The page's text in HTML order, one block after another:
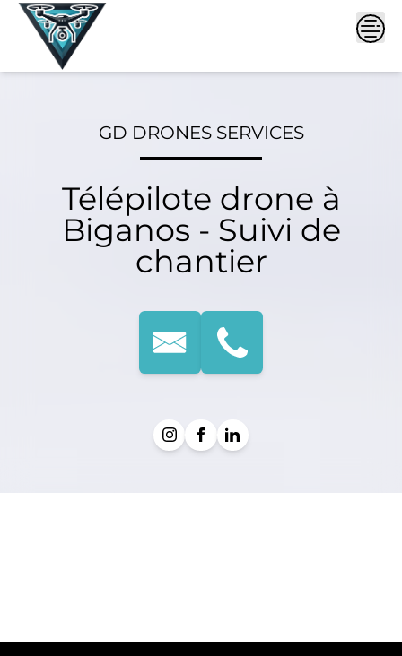
Skip
GD DRONES SERVICES
Télépilote drone à
Biganos - Suivi de
chantier